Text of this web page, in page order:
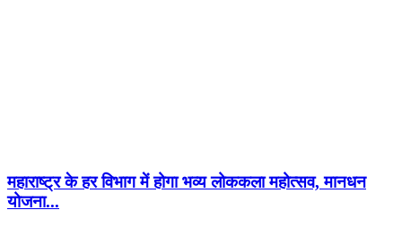
महाराष्ट्र के हर विभाग में होगा भव्य लोककला महोत्सव, मानधन
योजना...